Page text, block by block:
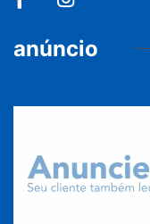
anúncio